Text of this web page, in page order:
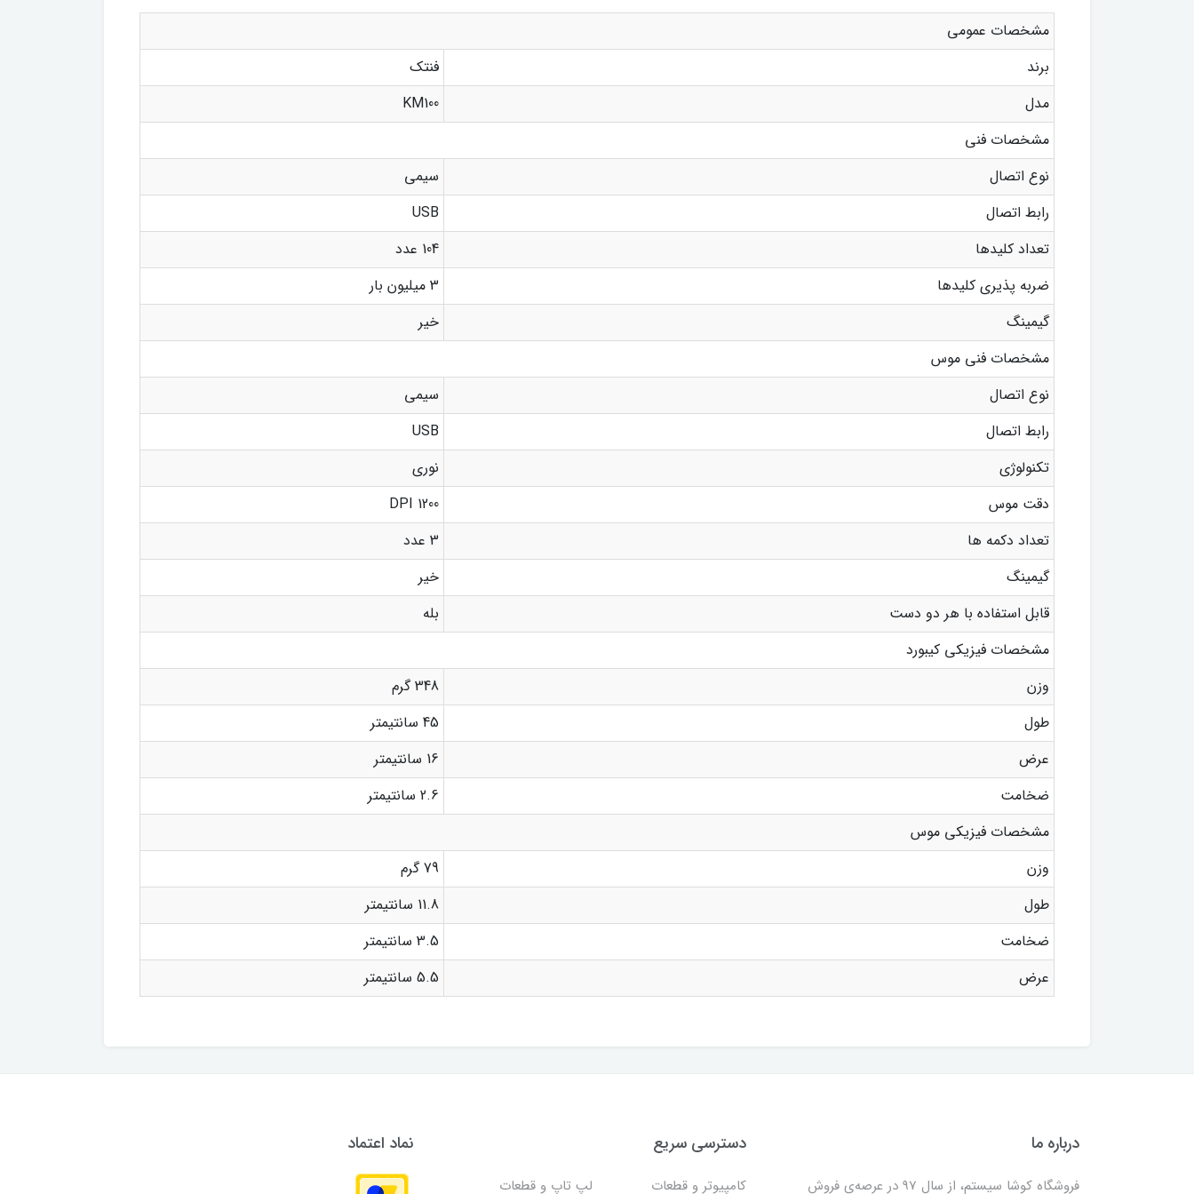
مشخصات عمومی
برند
فنتک
مدل
KM100
مشخصات فنی
نوع اتصال
سیمی
رابط اتصال
USB
تعداد کلیدها
104 عدد
ضربه پذیری کلیدها
3 میلیون بار
گیمینگ
خیر
مشخصات فنی موس
نوع اتصال
سیمی
رابط اتصال
USB
تکنولوژی
نوری
دقت موس
1200 DPI
تعداد دکمه ها
3 عدد
گیمینگ
خیر
قابل استفاده با هر دو دست
بله
مشخصات فیزیکی کیبورد
وزن
348 گرم
طول
45 سانتیمتر
عرض
16 سانتیمتر
ضخامت
2.6 سانتیمتر
مشخصات فیزیکی موس
وزن
79 گرم
طول
11.8 سانتیمتر
ضخامت
3.5 سانتیمتر
عرض
5.5 سانتیمتر
درباره ما
فروشگاه کوشا سیستم، از سال 97 در عرصه‌ی فروش
دسترسی سریع
کامپیوتر و قطعات لپ تاپ و قطعات
نماد اعتماد